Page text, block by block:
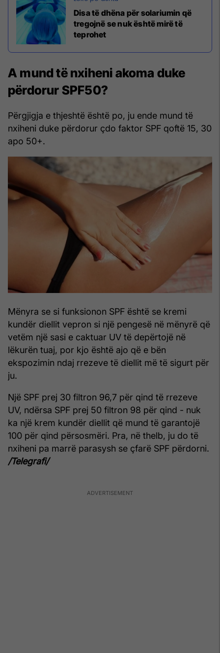
Disa të dhëna për solariumin që
tregojnë se nuk është mirë të
teprohet
A mund të nxiheni akoma duke
përdorur SPF50?
Përgjigja e thjeshtë është po, ju ende mund të
nxiheni duke përdorur çdo faktor SPF qoftë 15, 30
apo 50+.
Mënyra se si funksionon SPF është se kremi
kundër diellit vepron si një pengesë në mënyrë që
vetëm një sasi e caktuar UV të depërtojë në
lëkurën tuaj, por kjo është ajo që e bën
ekspozimin ndaj rrezeve të diellit më të sigurt për
ju.
Një SPF prej 30 filtron 96,7 për qind të rrezeve
UV, ndërsa SPF prej 50 filtron 98 për qind - nuk
ka një krem ​​kundër diellit që mund të garantojë
100 për qind përsosmëri. Pra, në thelb, ju do të
nxiheni pa marrë parasysh se çfarë SPF përdorni.
/Telegrafi/